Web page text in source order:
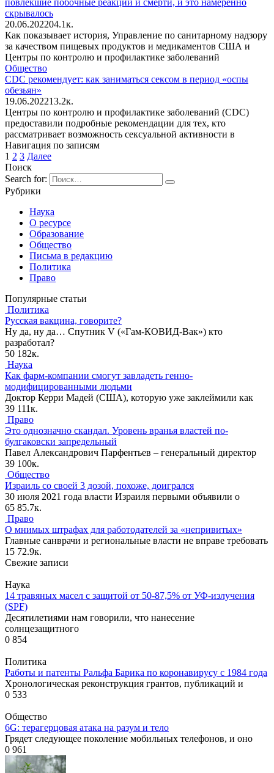
скрывалось
20.06.202204.1к.
Как показывает история, Управление по санитарному надзору
за качеством пищевых продуктов и медикаментов США и
Центры по контролю и профилактике заболеваний
Общество
CDC рекомендует: как заниматься сексом в период «оспы
обезьян»
19.06.202213.2к.
Центры по контролю и профилактике заболеваний (CDC)
предоставили подробные рекомендации для тех, кто
рассматривает возможность сексуальной активности в
Навигация по записям
1 2 3 Далее
Поиск
Search for:
Рубрики
Наука
О ресурсе
Образование
Общество
Письма в редакцию
Политика
Право
Популярные статьи
Политика
Русская вакцина, говорите?
Ну да, ну да… Спутник V («Гам-КОВИД-Вак») кто
разработал?
50 182к.
Наука
Как фарм-компании смогут завладеть генно-
модифицированными людьми
Доктор Керри Мадей (США), которую уже заклеймили как
39 111к.
Право
Это однозначно скандал. Уровень вранья властей по-
булгаковски запредельный
Павел Александрович Парфентьев – генеральный директор
39 100к.
Общество
Израиль со своей 3 дозой, похоже, доигрался
30 июля 2021 года власти Израиля первыми объявили о
65 85.7к.
Право
О мнимых штрафах для работодателей за «непривитых»
Главные санврачи и региональные власти не вправе требовать
15 72.9к.
Свежие записи
Наука
14 травяных масел с защитой от 50-87,5% от УФ-излучения
(SPF)
Десятилетиями нам говорили, что нанесение
солнцезащитного
0 854
Политика
Работы и патенты Ральфа Барика по коронавирусу с 1984 года
Хронологическая реконструкция грантов, публикаций и
0 533
Общество
6G: терагерцовая атака на разум и тело
Грядет следующее поколение мобильных телефонов, и оно
0 961